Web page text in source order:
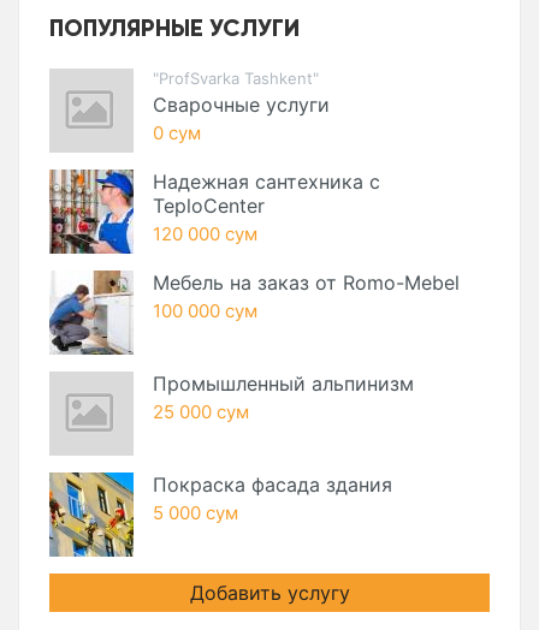
ПОПУЛЯРНЫЕ УСЛУГИ
"ProfSvarka Tashkent"
Сварочные услуги
0 сум
Надежная сантехника с
TeploCenter
120 000 сум
Мебель на заказ от Romo-Mebel
100 000 сум
Промышленный альпинизм
25 000 сум
Покраска фасада здания
5 000 сум
Добавить услугу